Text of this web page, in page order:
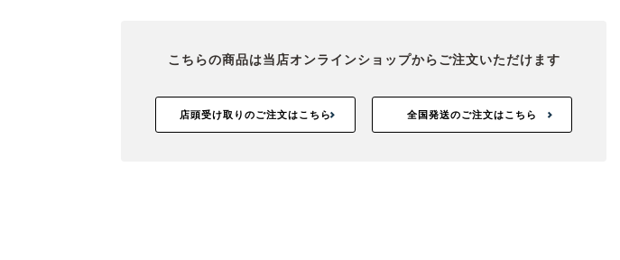
こちらの商品は当店オンラインショップから ご注文いただけます
店頭受け取りのご注文はこちら 全国発送のご注文はこちら